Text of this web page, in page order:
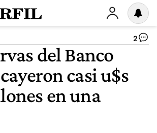
2
del Banco
casi u$s
en una